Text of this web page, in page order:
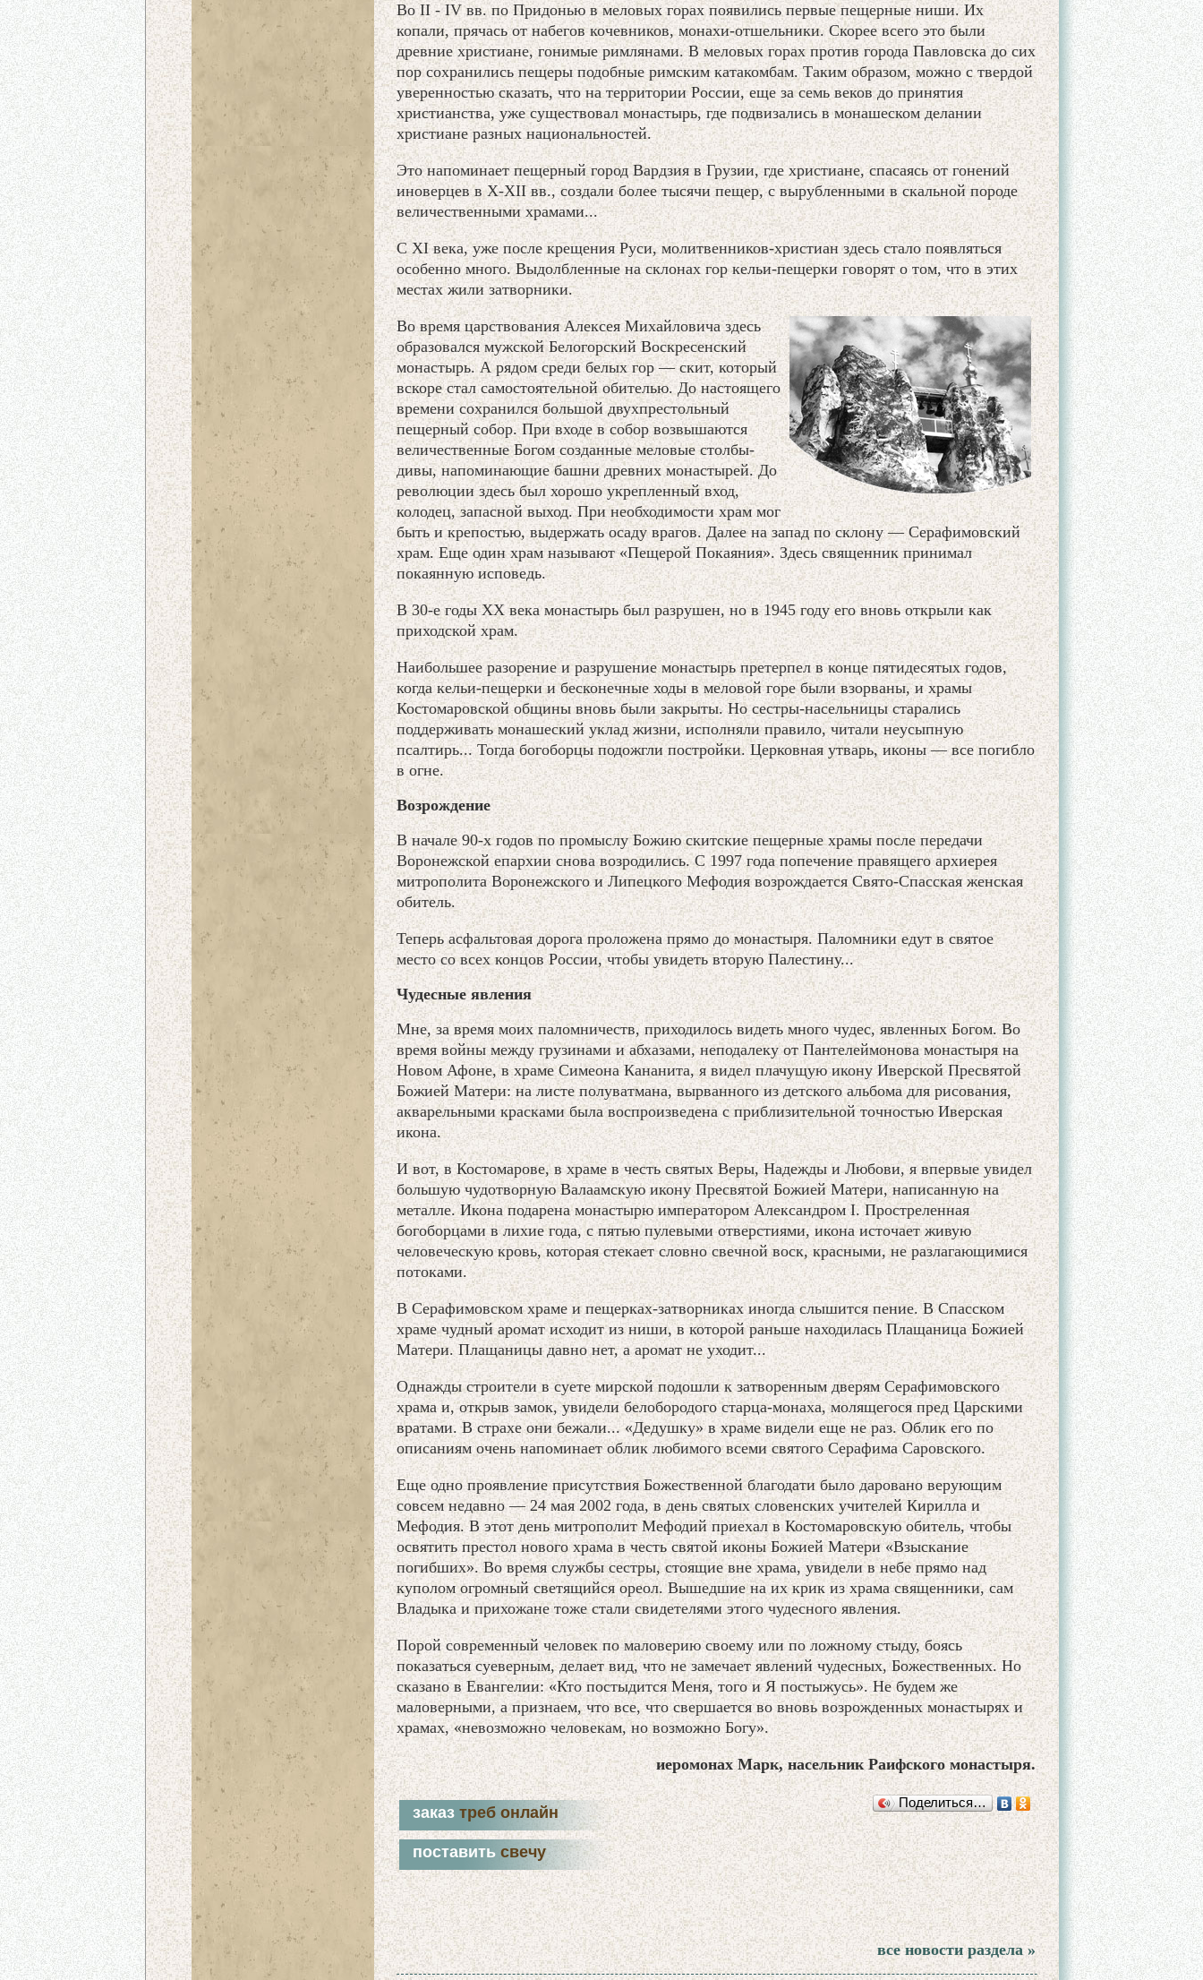
Во II - IV вв. по Придонью в меловых горах появились первые пещерные ниши. Их
копали, прячась от набегов кочевников, монахи-отшельники. Скорее всего это были
древние христиане, гонимые римлянами. В меловых горах против города Павловска до сих
пор сохранились пещеры подобные римским катакомбам. Таким образом, можно с твердой
уверенностью сказать, что на территории России, еще за семь веков до принятия
христианства, уже существовал монастырь, где подвизались в монашеском делании
христиане разных национальностей.
Это напоминает пещерный город Вардзия в Грузии, где христиане, спасаясь от гонений
иноверцев в X-XII вв., создали более тысячи пещер, с вырубленными в скальной породе
величественными храмами...
С XI века, уже после крещения Руси, молитвенников-христиан здесь стало появляться
особенно много. Выдолбленные на склонах гор кельи-пещерки говорят о том, что в этих
местах жили затворники.
Во время царствования Алексея Михайловича здесь
образовался мужской Белогорский Воскресенский
монастырь. А рядом среди белых гор — скит, который
вскоре стал самостоятельной обителью. До настоящего
времени сохранился большой двухпрестольный
пещерный собор. При входе в собор возвышаются
величественные Богом созданные меловые столбы-
дивы, напоминающие башни древних монастырей. До
революции здесь был хорошо укрепленный вход,
колодец, запасной выход. При необходимости храм мог
быть и крепостью, выдержать осаду врагов. Далее на запад по склону — Серафимовский
храм. Еще один храм называют «Пещерой Покаяния». Здесь священник принимал
покаянную исповедь.
В 30-е годы XX века монастырь был разрушен, но в 1945 году его вновь открыли как
приходской храм.
Наибольшее разорение и разрушение монастырь претерпел в конце пятидесятых годов,
когда кельи-пещерки и бесконечные ходы в меловой горе были взорваны, и храмы
Костомаровской общины вновь были закрыты. Но сестры-насельницы старались
поддерживать монашеский уклад жизни, исполняли правило, читали неусыпную
псалтирь... Тогда богоборцы подожгли постройки. Церковная утварь, иконы — все погибло
в огне.
Возрождение
В начале 90-х годов по промыслу Божию скитские пещерные храмы после передачи
Воронежской епархии снова возродились. С 1997 года попечение правящего архиерея
митрополита Воронежского и Липецкого Мефодия возрождается Свято-Спасская женская
обитель.
Теперь асфальтовая дорога проложена прямо до монастыря. Паломники едут в святое
место со всех концов России, чтобы увидеть вторую Палестину...
Чудесные явления
Мне, за время моих паломничеств, приходилось видеть много чудес, явленных Богом. Во
время войны между грузинами и абхазами, неподалеку от Пантелеймонова монастыря на
Новом Афоне, в храме Симеона Кананита, я видел плачущую икону Иверской Пресвятой
Божией Матери: на листе полуватмана, вырванного из детского альбома для рисования,
акварельными красками была воспроизведена с приблизительной точностью Иверская
икона.
И вот, в Костомарове, в храме в честь святых Веры, Надежды и Любови, я впервые увидел
большую чудотворную Валаамскую икону Пресвятой Божией Матери, написанную на
металле. Икона подарена монастырю императором Александром I. Простреленная
богоборцами в лихие года, с пятью пулевыми отверстиями, икона источает живую
человеческую кровь, которая стекает словно свечной воск, красными, не разлагающимися
потоками.
В Серафимовском храме и пещерках-затворниках иногда слышится пение. В Спасском
храме чудный аромат исходит из ниши, в которой раньше находилась Плащаница Божией
Матери. Плащаницы давно нет, а аромат не уходит...
Однажды строители в суете мирской подошли к затворенным дверям Серафимовского
храма и, открыв замок, увидели белобородого старца-монаха, молящегося пред Царскими
вратами. В страхе они бежали... «Дедушку» в храме видели еще не раз. Облик его по
описаниям очень напоминает облик любимого всеми святого Серафима Саровского.
Еще одно проявление присутствия Божественной благодати было даровано верующим
совсем недавно — 24 мая 2002 года, в день святых словенских учителей Кирилла и
Мефодия. В этот день митрополит Мефодий приехал в Костомаровскую обитель, чтобы
освятить престол нового храма в честь святой иконы Божией Матери «Взыскание
погибших». Во время службы сестры, стоящие вне храма, увидели в небе прямо над
куполом огромный светящийся ореол. Вышедшие на их крик из храма священники, сам
Владыка и прихожане тоже стали свидетелями этого чудесного явления.
Порой современный человек по маловерию своему или по ложному стыду, боясь
показаться суеверным, делает вид, что не замечает явлений чудесных, Божественных. Но
сказано в Евангелии: «Кто постыдится Меня, того и Я постыжусь». Не будем же
маловерными, а признаем, что все, что свершается во вновь возрожденных монастырях и
храмах, «невозможно человекам, но возможно Богу».
иеромонах Марк, насельник Раифского монастыря.
заказ треб онлайн
поставить свечу
Поделиться…
все новости раздела »